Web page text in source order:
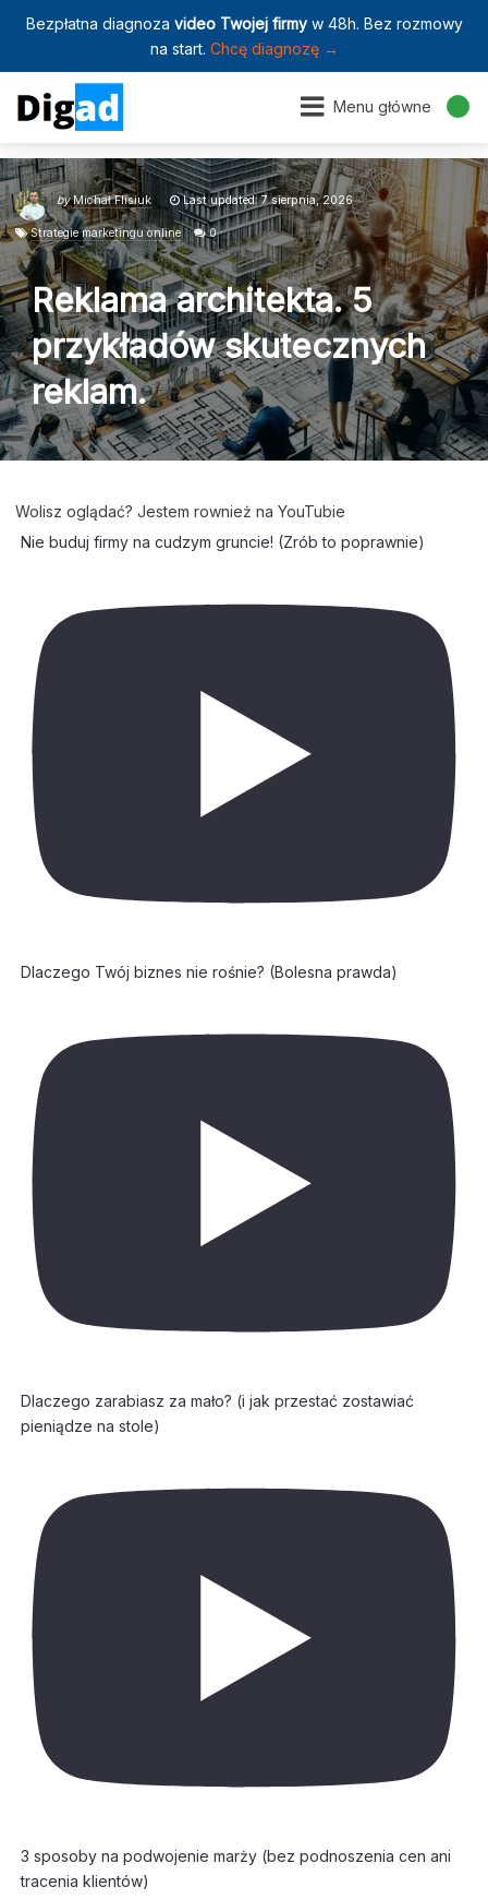
Bezpłatna diagnoza video Twojej firmyw 48h. Bez rozmowy
na start. Chcę diagnozę →
Menu główne
by Michał Flisiuk Last updated: 7 sierpnia, 2026
Strategie marketingu online 0
Reklama architekta. 5
przykładów skutecznych
reklam.
Wolisz oglądać? Jestem rownież na YouTubie
Nie buduj firmy na cudzym gruncie! (Zrób to poprawnie)
Dlaczego Twój biznes nie rośnie? (Bolesna prawda)
Dlaczego zarabiasz za mało? (i jak przestać zostawiać
pieniądze na stole)
3 sposoby na podwojenie marży (bez podnoszenia cen ani
tracenia klientów)